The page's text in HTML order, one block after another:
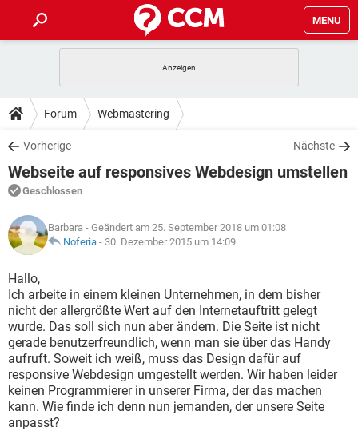
MENU
ANDROID
WINDOWS 10
WHATSAPP TIKTOK
FACEBOOK
TIPPS & TRICKS
SPIELE
WINDOWS 10
WHATSAPP
FACEBOOK HARDWARE
DOWNLOADS
SPIELE STREAMING
ANDROID
WINDOWS 10 INSTAGRAM
WHATSAPP
FACEBOOK
FORUM
SPIELE
ANDROID IOS
WHATSAPP TIKTOK
FACEBOOK HARDWARE
LEXIKON
SPIELE
ANDROID
WINDOWS 10 INSTAGRAM
WHATSAPP
FACEBOOK HARDWARE
Forum Webmastering
Vorherige Nächste
Webseite auf responsives Webdesign umstellen
Geschlossen
Barbara - Geändert am 25. September 2018 um 01:08
Noferia - 30. Dezember 2015 um 14:09
Hallo,
Ich arbeite in einem kleinen Unternehmen, in dem bisher
nicht der allergrößte Wert auf den Internetauftritt gelegt
wurde. Das soll sich nun aber ändern. Die Seite ist nicht
gerade benutzerfreundlich, wenn man sie über das Handy
aufruft. Soweit ich weiß, muss das Design dafür auf
responsive Webdesign umgestellt werden. Wir haben leider
keinen Programmierer in unserer Firma, der das machen
kann. Wie finde ich denn nun jemanden, der unsere Seite
anpasst?